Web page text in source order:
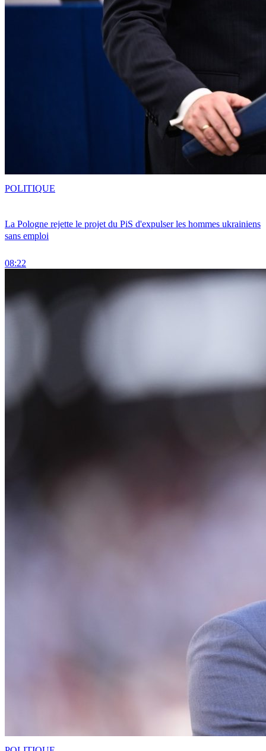
La Pologne rejette le projet du PiS d'expulser les hommes ukrainiens
sans emploi
08:22
POLITIQUE